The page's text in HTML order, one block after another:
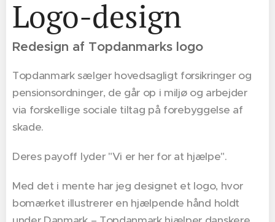
Logo-design
Redesign af Topdanmarks logo
Topdanmark sælger hovedsagligt forsikringer og
pensionsordninger, de går op i miljø og arbejder
via forskellige sociale tiltag på forebyggelse af
skade.
Deres payoff lyder "Vi er her for at hjælpe".
Med det i mente har jeg designet et logo, hvor
bomærket illustrerer en hjælpende hånd holdt